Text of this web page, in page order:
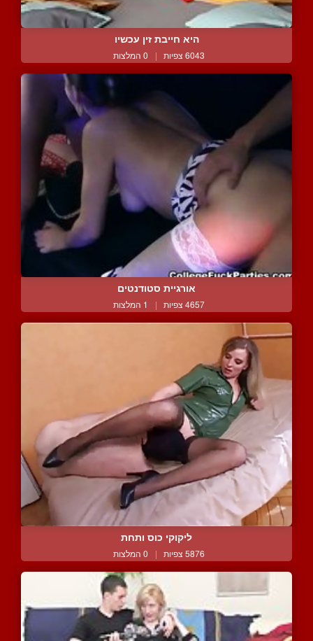
היא חייבת זין עכשיו
6043 צפיות | 0 המלצות
אורגיית סטודנטים
4657 צפיות | 1 המלצות
ליקוקי כוס ותחת
5876 צפיות | 0 המלצות